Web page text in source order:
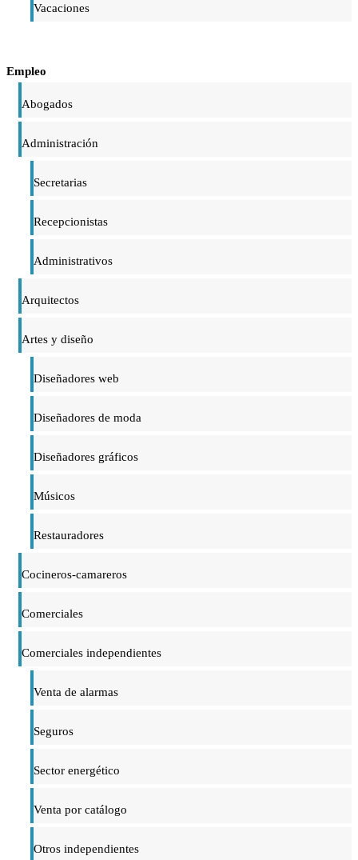
Vacaciones
Empleo
Abogados
Administración
Secretarias
Recepcionistas
Administrativos
Arquitectos
Artes y diseño
Diseñadores web
Diseñadores de moda
Diseñadores gráficos
Músicos
Restauradores
Cocineros-camareros
Comerciales
Comerciales independientes
Venta de alarmas
Seguros
Sector energético
Venta por catálogo
Otros independientes